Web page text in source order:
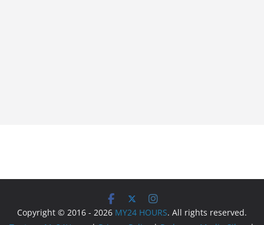
Copyright © 2016 - 2026 MY24 HOURS. All rights reserved.